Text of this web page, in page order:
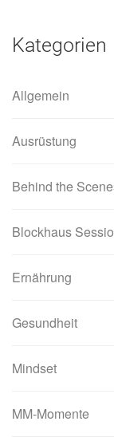
Kategorien
Allgemein
Ausrüstung
Behind the
Blockhaus
Ernährung
Gesundheit
Mindset
MM-Momente